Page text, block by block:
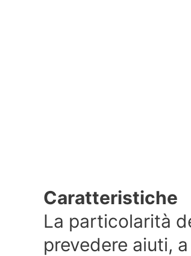
Caratteristiche
La particolarità
prevedere aiuti,